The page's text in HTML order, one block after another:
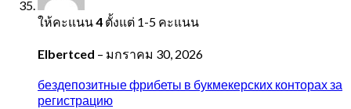
ให้คะแนน4 ตั้งแต่ 1-5 คะแนน
Elbertced – มกราคม 30, 2026
бездепозитные фрибеты в букмекерских конторах за
регистрацию